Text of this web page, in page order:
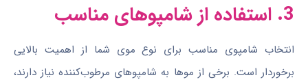
3. استفاده از شامپوهای مناسب
انتخاب شامپوی مناسب برای نوع موی شما از اهمیت بالایی
برخوردار است. برخی از موها به شامپوهای مرطوب‌کننده نیاز دارند،